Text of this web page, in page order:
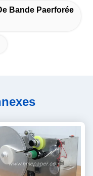
Bande Paerforée